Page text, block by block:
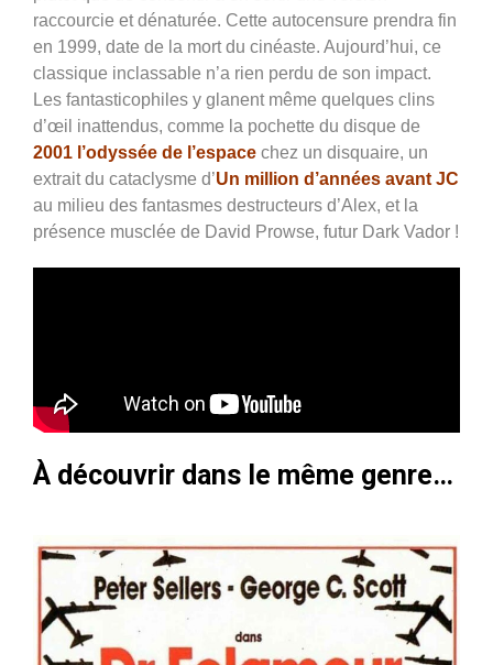
raccourcie et dénaturée. Cette autocensure prendra fin
en 1999, date de la mort du cinéaste. Aujourd’hui, ce
classique inclassable n’a rien perdu de son impact.
Les fantasticophiles y glanent même quelques clins
d’œil inattendus, comme la pochette du disque de
2001 l’odyssée de l’espace chez un disquaire, un
extrait du cataclysme d’Un million d’années avant JC
au milieu des fantasmes destructeurs d’Alex, et la
présence musclée de David Prowse, futur Dark Vador !
À découvrir dans le même genre…